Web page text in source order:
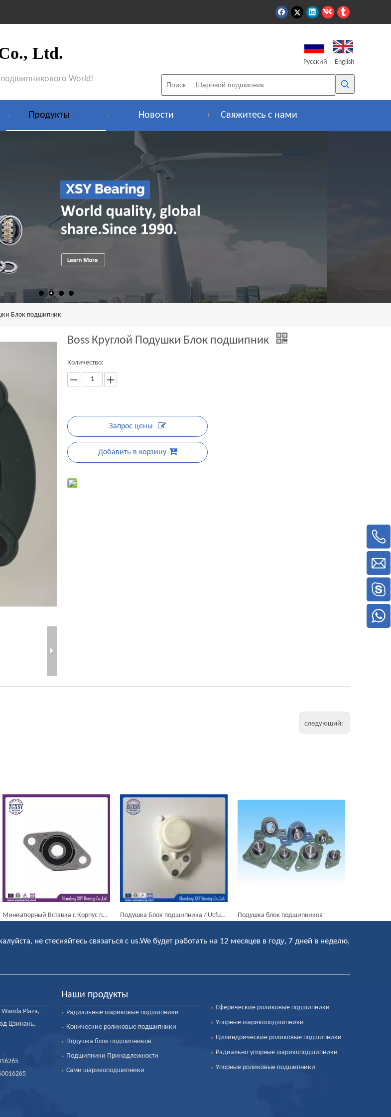
Ltd.
World!
Pусский English
Продукты Новости Свяжитесь с нами
Блок подшипник
Boss Круглой Подушки Блок подшипник
Количество:
Запрос цены
Добавить в корзину
следующий:
Миниатюрный Вставка с Корпус подшипника Блок подушки UCFL215 Подушка Блок подшипника / Ucfu201, Ucfu202 Подушка блок подшипников
не стесняйтесь связаться с us.We будет работать на 12 месяцев в году, 7 дней в неделю,
Plaza,
Цзинань,
Наши продукты
Радиальные шариковые подшипники
Конические роликовые подшипники
Подушка блок подшипников
Подшипники Принадлежности
Сами шарикоподшипники
Сферические роликовые подшипники
Упорные шарикоподшипники
Цилиндрические роликовые подшипники
Радиально-упорные шарикоподшипники
Упорные роликовые подшипники